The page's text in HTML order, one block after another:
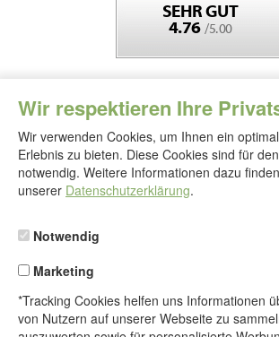
Wir respektieren Ihre
Wir verwenden Cookies, um Ihnen ein
Erlebnis zu bieten. Diese Cookies sind für
notwendig. Weitere Informationen dazu
unserer Datenschutzerklärung.
Notwendig
Marketing
*Tracking Cookies helfen uns Informationen
von Nutzern auf unserer Webseite zu
Folgen